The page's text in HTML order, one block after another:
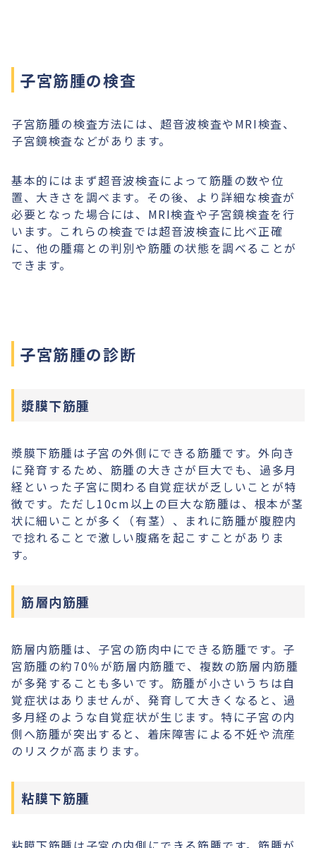
子宮筋腫の検査
子宮筋腫の検査方法には、超音波検査やMRI検査、
子宮鏡検査などがあります。
基本的にはまず超音波検査によって筋腫の数や位
置、大きさを調べます。その後、より詳細な検査が
必要となった場合には、MRI検査や子宮鏡検査を行
います。これらの検査では超音波検査に比べ正確
に、他の腫瘍との判別や筋腫の状態を調べることが
できます。
子宮筋腫の診断
漿膜下筋腫
漿膜下筋腫は子宮の外側にできる筋腫です。外向き
に発育するため、筋腫の大きさが巨大でも、過多月
経といった子宮に関わる自覚症状が乏しいことが特
徴です。ただし10cm以上の巨大な筋腫は、根本が茎
状に細いことが多く（有茎）、まれに筋腫が腹腔内
で捻れることで激しい腹痛を起こすことがありま
す。
筋層内筋腫
筋層内筋腫は、子宮の筋肉中にできる筋腫です。子
宮筋腫の約70％が筋層内筋腫で、複数の筋層内筋腫
が多発することも多いです。筋腫が小さいうちは自
覚症状はありませんが、発育して大きくなると、過
多月経のような自覚症状が生じます。特に子宮の内
側へ筋腫が突出すると、着床障害による不妊や流産
のリスクが高まります。
粘膜下筋腫